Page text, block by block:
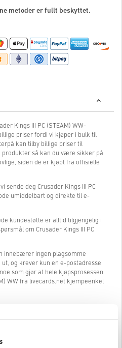
metoder er fullt beskyttet.
Kings III PC (STEAM) WW-
priser fordi vi kjøper i bulk til
kan tilby billige priser til
produkter så kan du være sikker på
siden de er kjøpt fra offisielle
sende deg Crusader Kings III PC
umiddelbart og direkte til e-
kundestøtte er alltid tilgjengelig i
om Crusader Kings III PC
innebærer ingen plagsomme
og krever kun en e-postadresse
som gjør at hele kjøpsprosessen
WW fra livecards.net kjempeenkel